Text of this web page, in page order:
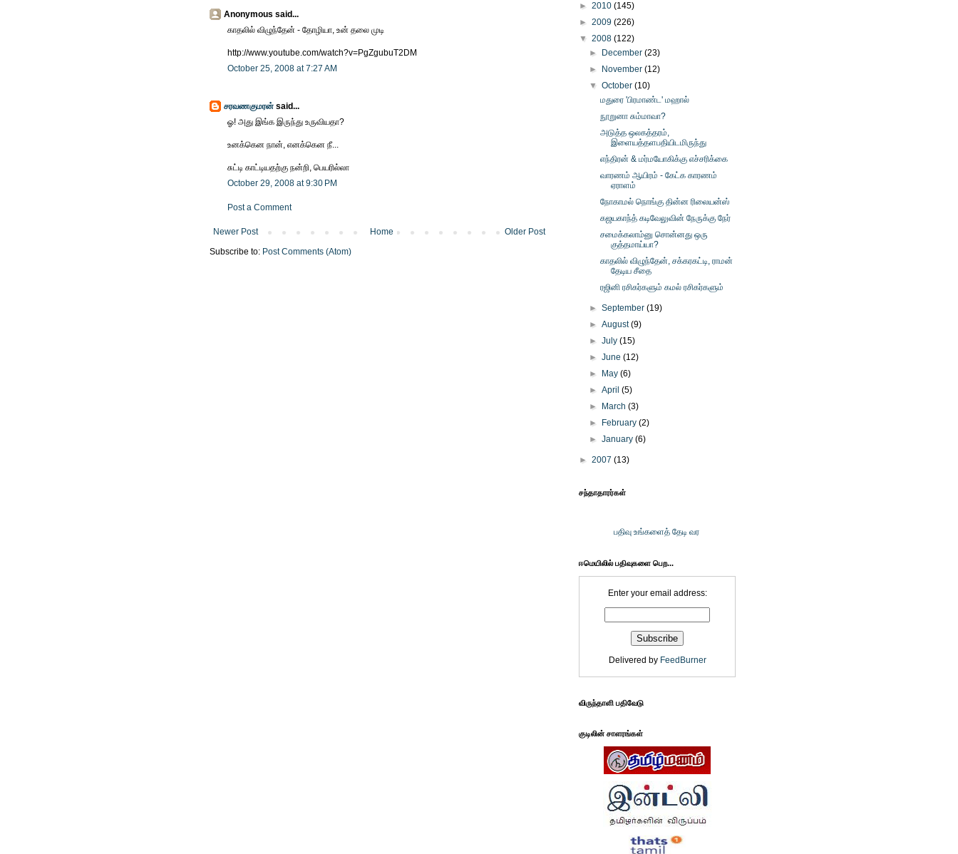
Anonymous said...
காதலில் விழுந்தேன் - தோழியா, உன் தலை முடி
http://www.youtube.com/watch?v=PgZgubuT2DM
October 25, 2008 at 7:27 AM
சரவணகுமரன் said...
ஓ! அது இங்க இருந்து உருவியதா?
உனக்கென நான், எனக்கென நீ...
சுட்டி காட்டியதற்கு நன்றி, பெயரில்லா
October 29, 2008 at 9:30 PM
Post a Comment
Newer Post Older Post
Home
Subscribe to: Post Comments (Atom)
► 2010 (145)
► 2009 (226)
▼ 2008 (122)
►
December(23)
►
November(12)
▼October(10)
மதுரை 'பிரமாண்ட' மஹால்
நூறுனா சும்மாவா?
அடுத்த ஒலகத்தரம்,
இளையத்தளபதியிடமிருந்து
எந்திரன் & மர்மயோகிக்கு எச்சரிக்கை
வாரணம் ஆயிரம் - கேட்க காரணம்
ஏராளம்
நோகாமல் நொங்கு தின்ன ரிலையன்ஸ்
கஜயகாந்த் கடிவேலுவின் நேருக்கு நேர்
சமைக்கலாம்னு சொன்னது ஒரு
குத்தமாய்யா?
காதலில் விழுந்தேன், சக்கரகட்டி, ராமன்
தேடிய சீதை
ரஜினி ரசிகர்களும் கமல் ரசிகர்களும்
►September(19)
►August(9)
►July(15)
►June(12)
►
May(6)
►April(5)
►
March(3)
►
February(2)
►January(6)
► 2007 (13)
சந்தாதாரர்கள்
பதிவு உங்களைத் தேடி வர
ஈமெயிலில் பதிவுகளை பெற...
Enter your email address:
Delivered by FeedBurner
விருந்தாளி பதிவேடு
குடிலின் சாளரங்கள்